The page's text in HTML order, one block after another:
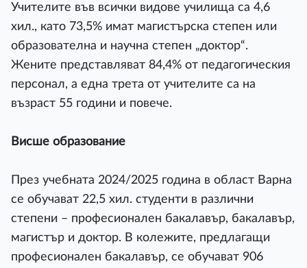
Учителите във всички видове училища са 4,6
хил., като 73,5% имат магистърска степен или
образователна и научна степен „доктор“.
Жените представляват 84,4% от педагогическия
персонал, а една трета от учителите са на
възраст 55 години и повече.
Висше образование
През учебната 2024/2025 година в област Варна
се обучават 22,5 хил. студенти в различни
степени – професионален бакалавър, бакалавър,
магистър и доктор. В колежите, предлагащи
професионален бакалавър, се обучават 906